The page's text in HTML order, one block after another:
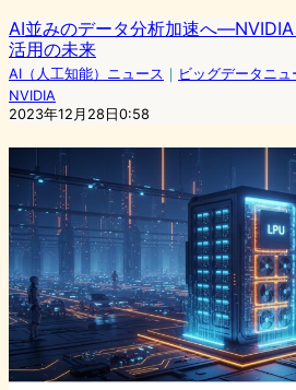
AI並みのデータ分析加速へ
活用の未来
AI（人工知能）ニュース ｜ ビッグデータニュ
NVIDIA
2023年12月28日0:58